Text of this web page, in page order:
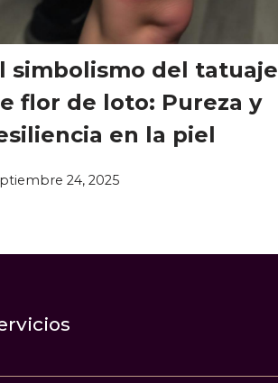
simbolismo del tatuaje
flor de loto: Pureza y
en la piel
24, 2025